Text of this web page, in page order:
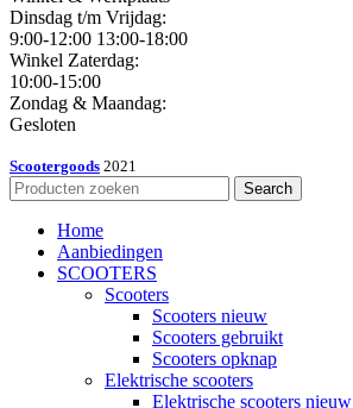
Dinsdag t/m Vrijdag:
9:00-12:00 13:00-18:00
Winkel Zaterdag:
10:00-15:00
Zondag & Maandag:
Gesloten
Scootergoods 2021
Search
Home
Aanbiedingen
SCOOTERS
Scooters
Scooters nieuw
Scooters gebruikt
Scooters opknap
Elektrische scooters
Elektrische scooters nieuw